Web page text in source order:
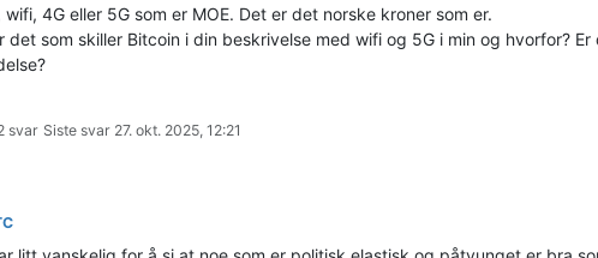
4G eller 5G som er MOE. Det er det norske kroner som er.
det som skiller Bitcoin i din beskrivelse med wifi og 5G i min og hvorfor?
svar Siste svar 27. okt. 2025, 12:21